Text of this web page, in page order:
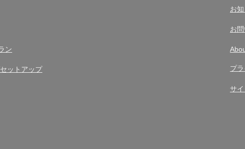
ン
ットアップ
お
お
プ
サ